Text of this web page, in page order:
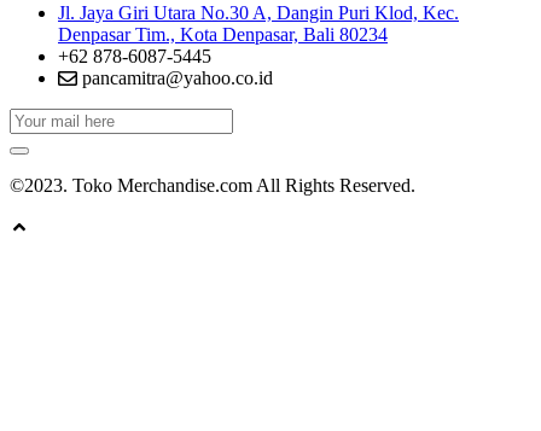
Jl. Jaya Giri Utara No.30 A, Dangin Puri Klod, Kec.
Denpasar Tim., Kota Denpasar, Bali 80234
+62 878-6087-5445
pancamitra@yahoo.co.id
©2023. Toko Merchandise.com All Rights Reserved.